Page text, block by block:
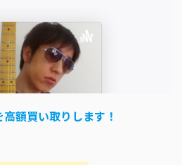
額買い取りします！